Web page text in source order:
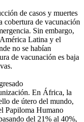
de casos y muertes
cobertura de vacunación
Sin embargo,
Latina y el
no se habían
de vacunación es baja
En África, la
de útero del mundo,
Papiloma Humano
del 21% al 40%,